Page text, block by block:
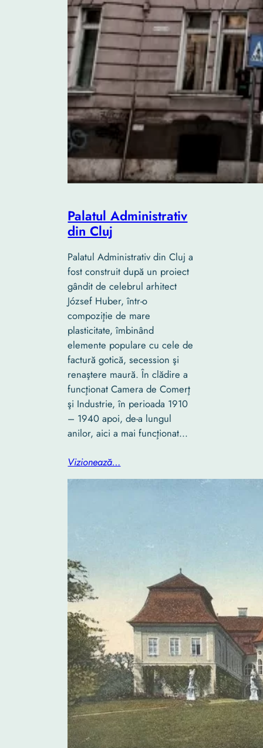
Palatul Administrativ
din Cluj
Palatul Administrativ din Cluj a
fost construit după un proiect
gândit de celebrul arhitect
József Huber, într-o
compoziţie de mare
plasticitate, îmbinând
elemente populare cu cele de
factură gotică, secession şi
renaştere maură. În clădire a
funcţionat Camera de Comerţ
şi Industrie, în perioada 1910
– 1940 apoi, de-a lungul
anilor, aici a mai funcţionat…
Vizionează…